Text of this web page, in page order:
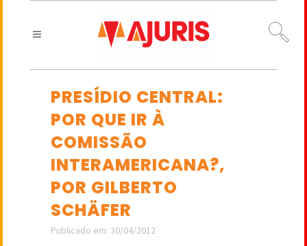
PRESÍDIO CENTRAL:
POR QUE IR À
COMISSÃO
INTERAMERICANA?,
POR GILBERTO
SCHÄFER
Publicado em: 30/04/2012